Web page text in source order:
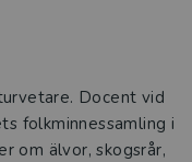
Docent vid
folkminnessamling i
om älvor, skogsrår,